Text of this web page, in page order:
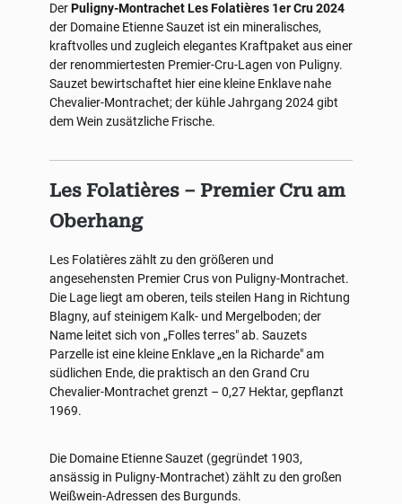
DerPuligny-Montrachet Les Folatières 1er Cru 2024
der Domaine Etienne Sauzet ist ein mineralisches,
kraftvolles und zugleich elegantes Kraftpaket aus einer
der renommiertesten Premier-Cru-Lagen von Puligny.
Sauzet bewirtschaftet hier eine kleine Enklave nahe
Chevalier-Montrachet; der kühle Jahrgang 2024 gibt
dem Wein zusätzliche Frische.
Les Folatières – Premier Cru am
Oberhang
Les Folatières zählt zu den größeren und
angesehensten Premier Crus von Puligny-Montrachet.
Die Lage liegt am oberen, teils steilen Hang in Richtung
Blagny, auf steinigem Kalk- und Mergelboden; der
Name leitet sich von „Folles terres" ab. Sauzets
Parzelle ist eine kleine Enklave „en la Richarde" am
südlichen Ende, die praktisch an den Grand Cru
Chevalier-Montrachet grenzt – 0,27 Hektar, gepflanzt
1969.
Die Domaine Etienne Sauzet (gegründet 1903,
ansässig in Puligny-Montrachet) zählt zu den großen
Weißwein-Adressen des Burgunds.